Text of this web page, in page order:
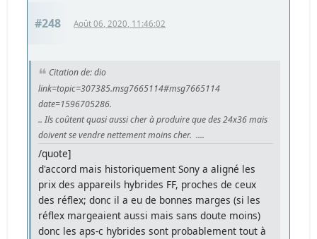
#248 Août 06, 2020, 11:46:02
Citation de: dio
link=topic=307385.msg7665114#msg7665114
date=1596705286.
.. Ils coûtent quasi aussi cher à produire que des 24x36 mais
doivent se vendre nettement moins cher. ....
/quote]
d'accord mais historiquement Sony a aligné les
prix des appareils hybrides FF, proches de ceux
des réflex; donc il a eu de bonnes marges (si les
réflex margeaient aussi mais sans doute moins)
donc les aps-c hybrides sont probablement tout à